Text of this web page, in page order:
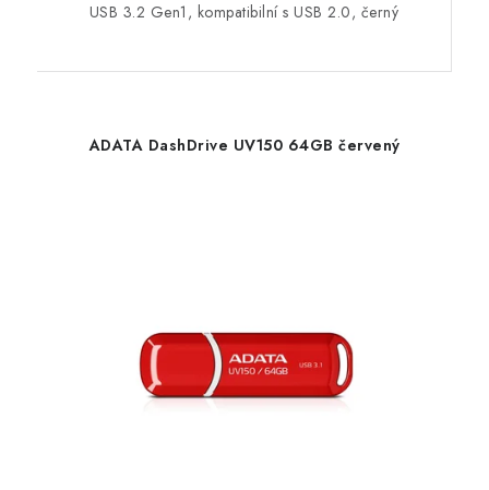
USB 3.2 Gen1, kompatibilní s USB 2.0, černý
ADATA DashDrive UV150 64GB červený